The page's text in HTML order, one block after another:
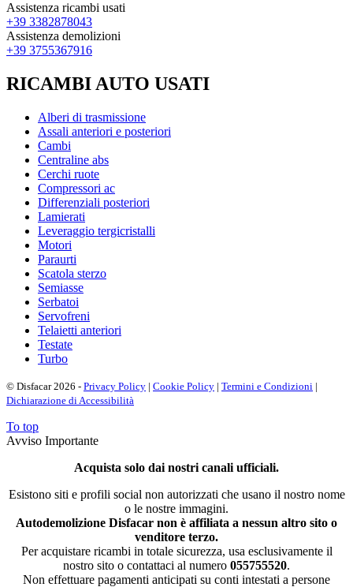
Assistenza ricambi usati
+39 3382878043
Assistenza demolizioni
+39 3755367916
RICAMBI AUTO USATI
Alberi di trasmissione
Assali anteriori e posteriori
Cambi
Centraline abs
Cerchi ruote
Compressori ac
Differenziali posteriori
Lamierati
Leveraggio tergicristalli
Motori
Paraurti
Scatola sterzo
Semiasse
Serbatoi
Servofreni
Telaietti anteriori
Testate
Turbo
© Disfacar 2026 - Privacy Policy | Cookie Policy | Termini e Condizioni |
Dichiarazione di Accessibilità
To top
Avviso Importante
Acquista solo dai nostri canali ufficiali.
Esistono siti e profili social non autorizzati che usano il nostro nome
o le nostre immagini.
Autodemolizione Disfacar non è affiliata a nessun altro sito o
venditore terzo.
Per acquistare ricambi in totale sicurezza, usa esclusivamente il
nostro sito o contattaci al numero 055755520.
Non effettuare pagamenti anticipati su conti intestati a persone